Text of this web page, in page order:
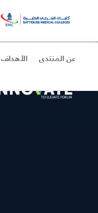
عن المنتدى الأهداف